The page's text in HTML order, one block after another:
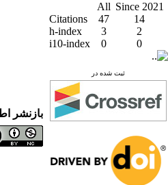
All Since 2021
Citations
47
14
h-index
3
2
i10-index
0 0
ثبت شده در
بازنشر